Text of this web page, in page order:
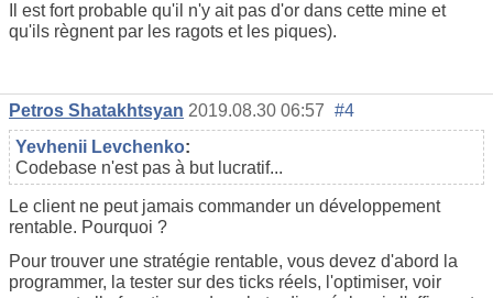
Il est fort probable qu'il n'y ait pas d'or dans cette mine et
qu'ils règnent par les ragots et les piques).
Petros Shatakhtsyan 2019.08.30 06:57 #4
Yevhenii Levchenko:
Codebase n'est pas à but lucratif...
Le client ne peut jamais commander un développement
rentable. Pourquoi ?
Pour trouver une stratégie rentable, vous devez d'abord la
programmer, la tester sur des ticks réels, l'optimiser, voir